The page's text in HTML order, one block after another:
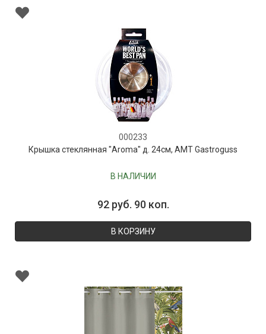
000233
Крышка стеклянная "Aroma" д. 24см, AMT Gastroguss
В НАЛИЧИИ
92 руб. 90 коп.
В КОРЗИНУ